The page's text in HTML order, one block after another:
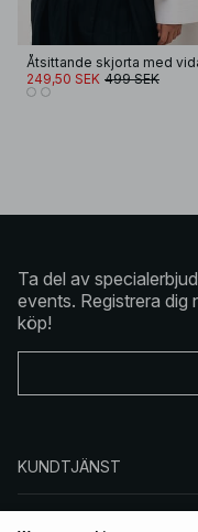
249,50 SEK 499 SEK
Ta del av
events. Registrera
köp!
KUNDTJÄNST